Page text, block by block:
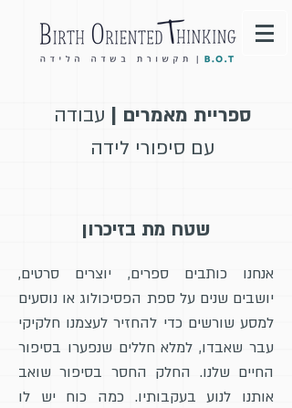
ספריית מאמרים | עבודה
עם סיפורי לידה
שטח מת בזיכרון
אנחנו כותבים ספרים, יוצרים סרטים,
יושבים שנים על ספת הפסיכולוג או נוסעים
למסע שורשים כדי להחזיר לעצמנו חלקיקי
עבר שאבדו, למלא חללים שנפערו בסיפור
החיים שלנו. החלק החסר בסיפור שואב
אותנו לנוע בעקבותיו. כמה כוח יש לו